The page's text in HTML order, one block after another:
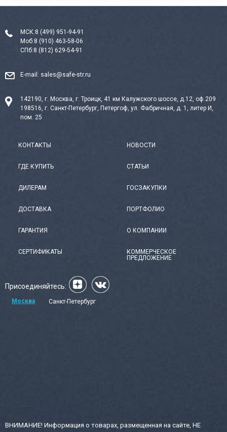
МСК:8 (499) 951-94-91
Моб:8 (910) 463-58-06
СПб:8 (812) 629-54-91
E-mail: sales@safe-str.ru
142190, г. Москва, г. Троицк, 41 км Калужского шоссе, д.12, оф.209
198516, г. Санкт-Петербург, Петергоф, ул. Фабричная, д. 1, литер И,
пом. 25
КОНТАКТЫ
ГДЕ КУПИТЬ
ДИЛЕРАМ
ДОСТАВКА
ГАРАНТИЯ
СЕРТИФИКАТЫ
НОВОСТИ
СТАТЬИ
ГОСЗАКУПКИ
ПОРТФОЛИО
О КОМПАНИИ
КОММЕРЧЕСКОЕ
ПРЕДЛОЖЕНИЕ
Присоединяйтесь:
Москва Санкт-Петербург
ВНИМАНИЕ! Информация о товарах, размещенная на сайте, НЕ